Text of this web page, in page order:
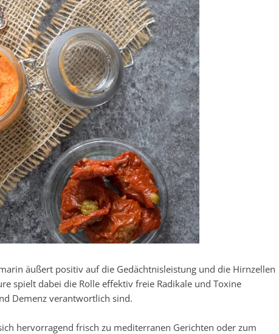
äußert positiv auf die Gedächtnisleistung und die Hirnzellen
spielt dabei die Rolle effektiv freie Radikale und Toxine
Demenz verantwortlich sind.
hervorragend frisch zu mediterranen Gerichten oder zum